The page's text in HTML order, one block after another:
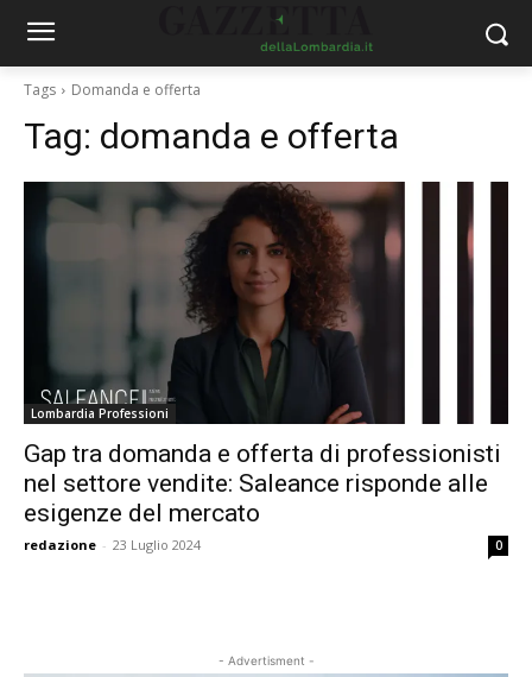
Tags Domanda e offerta
Tag: domanda e offerta
Lombardia Professioni
Gap tra domanda e offerta di professionisti
nel settore vendite: Saleance risponde alle
esigenze del mercato
redazione - 23 Luglio 2024 0
- Advertisment -